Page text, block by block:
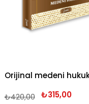
₺315,00
₺420,00